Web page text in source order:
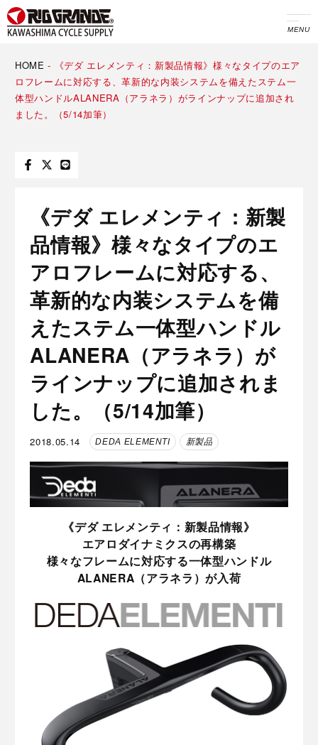
MENU
HOME -
《デダ エレメンティ：新製品情報》様々なタイプのエア
ロフレームに対応する、革新的な内装システムを備えたステム一
体型ハンドルALANERA（アラネラ）がラインナップに追加され
ました。（5/14加筆）
《デダ エレメンティ：新製
品情報》様々なタイプのエ
アロフレームに対応する、
革新的な内装システムを備
えたステム一体型ハンドル
ALANERA（アラネラ）が
ラインナップに追加されま
した。（5/14加筆）
2018.05.14 DEDA ELEMENTI 新製品
《デダ エレメンティ：新製品情報》
エアロダイナミクスの再構築
様々なフレームに対応する一体型ハンドル
ALANERA（アラネラ）が入荷